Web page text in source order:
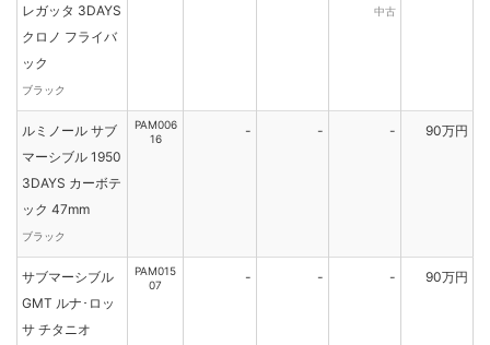
レガッタ 3DAYS
クロノ フライバ
ック
ブラック
中古
ルミノール サブ
マーシブル 1950
3DAYS カーボテ
ック 47mm
ブラック
PAM006
16
- - - 90万円
サブマーシブル
GMT ルナ･ロッ
サ チタニオ
PAM015
07
- - - 90万円